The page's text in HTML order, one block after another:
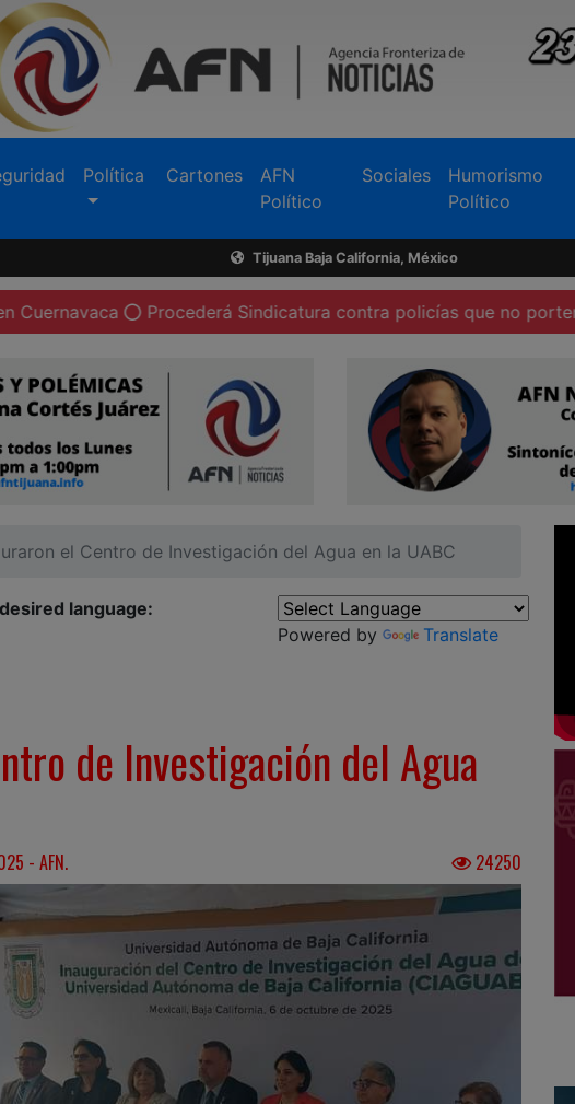
Política Cartones
AFN
Político
Sociales
Humorismo
Político
Tijuana Baja California, México
Procederá Sindicatura contra policías que no porten su
el Centro de Investigación del Agua en la UABC
language:
Powered by
Translate
de Investigación del Agua
- AFN. 24250